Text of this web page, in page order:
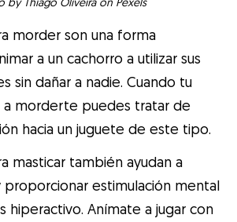
morder son una forma
a un cachorro a utilizar sus
sin dañar a nadie. Cuando tu
morderte puedes tratar de
hacia un juguete de este tipo.
masticar también ayudan a
proporcionar estimulación mental
hiperactivo. Anímate a jugar con